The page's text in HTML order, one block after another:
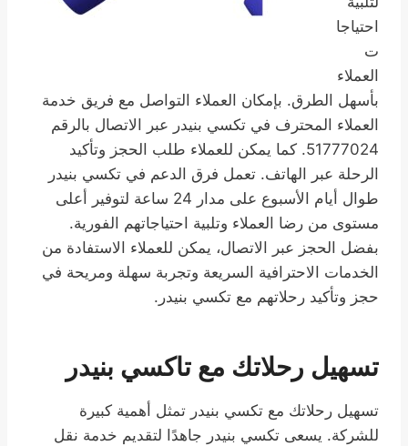
احتياجا
ت
العملاء
بأسهل الطرق. بإمكان العملاء التواصل مع فريق خدمة
العملاء المحترف في تكسي بنيدر عبر الاتصال بالرقم
51777024. كما يمكن للعملاء طلب الحجز وتأكيد
الرحلة عبر الهاتف. تعمل فرق الدعم في تكسي بنيدر
طوال أيام الأسبوع على مدار 24 ساعة لتوفير أعلى
مستوى من رضا العملاء وتلبية احتياجاتهم الفورية.
بفضل الحجز عبر الاتصال، يمكن للعملاء الاستفادة من
الخدمات الاحترافية السريعة وتجربة سهلة ومريحة في
حجز وتأكيد رحلاتهم مع تكسي بنيدر.
تسهيل رحلاتك مع تاكسي بنيدر
تسهيل رحلاتك مع تكسي بنيدر تمثل أهمية كبيرة
للشركة. يسعى تكسي بنيدر جاهدًا لتقديم خدمة نقل